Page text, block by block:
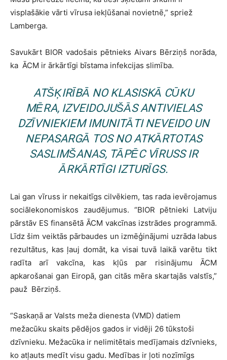
visplašākie vārti vīrusa iekļūšanai novietnē,” spriež
Lamberga.
Savukārt BIOR vadošais pētnieks Aivars Bērziņš norāda,
ka ĀCM ir ārkārtīgi bīstama infekcijas slimība.
ATŠĶIRĪBĀ NO KLASISKĀ CŪKU
MĒRA, IZVEIDOJUŠĀS ANTIVIELAS
DZĪVNIEKIEM IMUNITĀTI NEVEIDO UN
NEPASARGĀ TOS NO ATKĀRTOTAS
SASLIMŠANAS, TĀPĒC VĪRUSS IR
ĀRKĀRTĪGI IZTURĪGS.
Lai gan vīruss ir nekaitīgs cilvēkiem, tas rada ievērojamus
sociālekonomiskos zaudējumus. “BIOR pētnieki Latviju
pārstāv ES finansētā ĀCM vakcīnas izstrādes programmā.
Līdz šim veiktās pārbaudes un izmēģinājumi uzrāda labus
rezultātus, kas ļauj domāt, ka visai tuvā laikā varētu tikt
radīta arī vakcīna, kas kļūs par risinājumu ĀCM
apkarošanai gan Eiropā, gan citās mēra skartajās valstīs,”
pauž Bērziņš.
“Saskaņā ar Valsts meža dienesta (VMD) datiem
mežacūku skaits pēdējos gados ir vidēji 26 tūkstoši
dzīvnieku. Mežacūka ir nelimitētais medījamais dzīvnieks,
ko atļauts medīt visu gadu. Medības ir ļoti nozīmīgs